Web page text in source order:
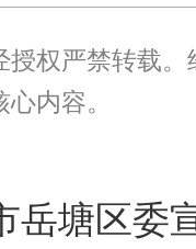
授权严禁转载
内容。
岳塘区委